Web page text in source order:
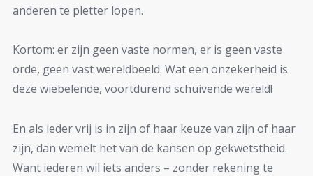
anderen te pletter lopen.
Kortom: er zijn geen vaste normen, er is geen vaste
orde, geen vast wereldbeeld. Wat een onzekerheid is
deze wiebelende, voortdurend schuivende wereld!
En als ieder vrij is in zijn of haar keuze van zijn of haar
zijn, dan wemelt het van de kansen op gekwetstheid.
Want iederen wil iets anders – zonder rekening te